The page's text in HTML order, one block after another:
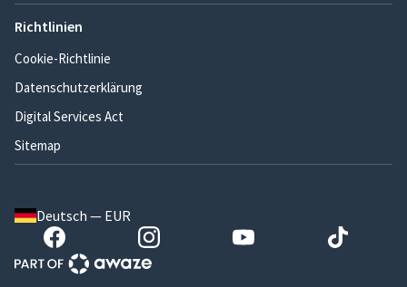
Richtlinien
Cookie-Richtlinie
Datenschutzerklärung
Digital Services Act
Sitemap
Deutsch — EUR